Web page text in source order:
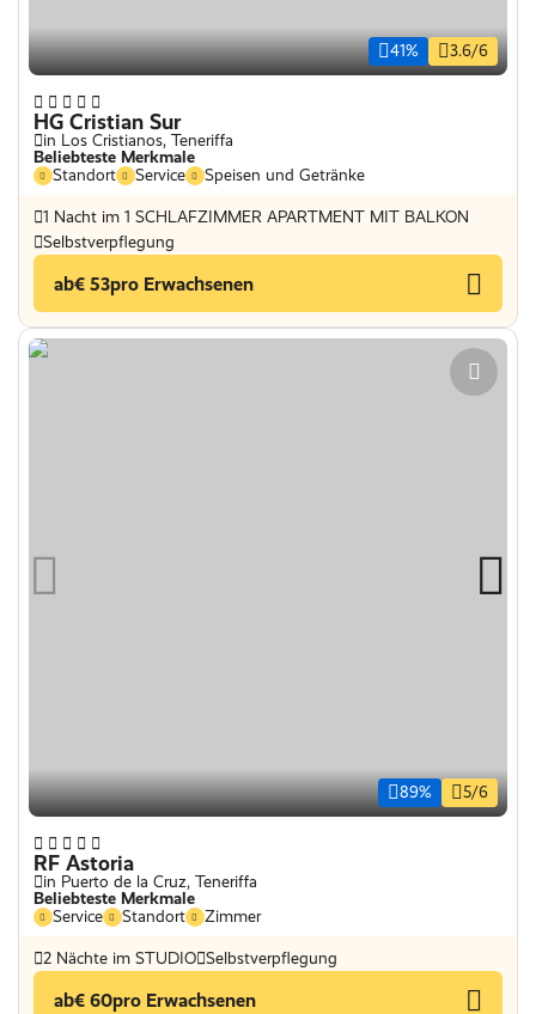
41% 3.6/6
HG Cristian Sur
in Los Cristianos, Teneriffa
Beliebteste Merkmale
Standort
Service Speisen und Getränke
1 Nacht im 1 SCHLAFZIMMER APARTMENT MIT BALKON
Selbstverpflegung
ab€ 53pro Erwachsenen
89% 5/6
RF Astoria
in Puerto de la Cruz, Teneriffa
Beliebteste Merkmale
Service
Standort Zimmer
2 Nächte im STUDIO Selbstverpflegung
ab€ 60pro Erwachsenen